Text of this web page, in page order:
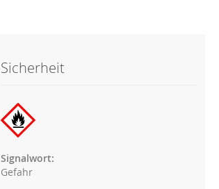
Sicherheit
Signalwort:
Gefahr